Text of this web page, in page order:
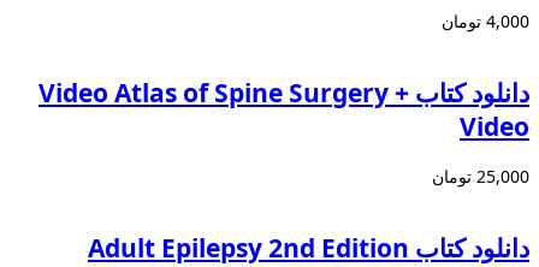
4,000 تومان
دانلود کتاب Video Atlas of Spine Surgery +
Video
25,000 تومان
دانلود کتاب Adult Epilepsy 2nd Edition